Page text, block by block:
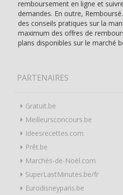
remboursement en ligne et
demandes. En outre,
des conseils pratiques sur la
maximum des offres de
plans disponibles sur le marché
PARTENAIRES
Gratuit.be
Meilleursconcours.be
Ideesrecettes.com
Prêt.be
Marchés-de-Noël.com
SuperLastMinutes.be/fr
Eurodisneyparis.be